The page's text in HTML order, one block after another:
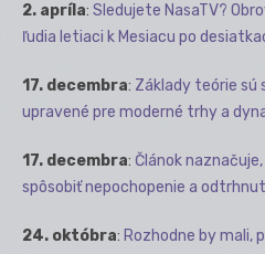
2. apríla: Sledujete NasaTV?
ľudia letiaci k Mesiacu po
17. decembra: Základy teórie sú
upravené pre moderné trhy a
17. decembra: Článok
spôsobiť nepochopenie a
24. októbra: Rozhodne by mali,